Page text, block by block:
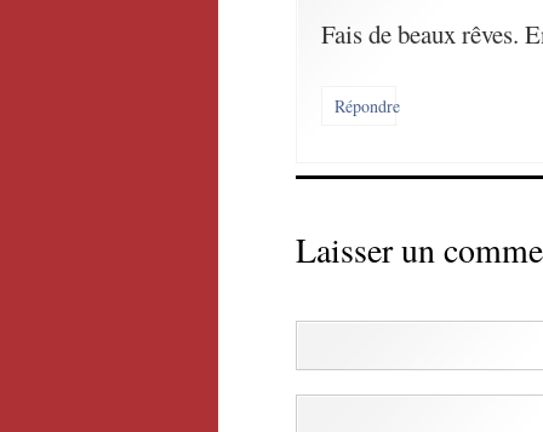
Fais de beaux rêves.
Répondre
Laisser un